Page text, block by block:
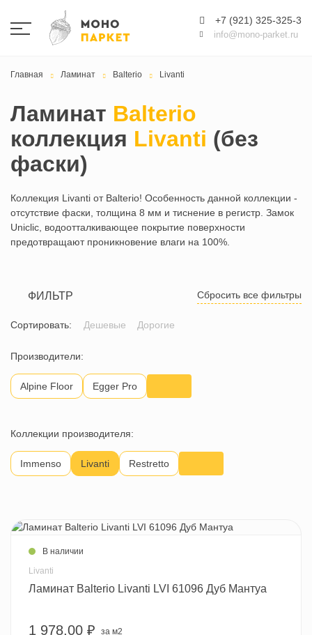
+7 (921) 325-325-3
info@mono-parket.ru
Главная Ламинат Balterio Livanti
Ламинат Balterio
коллекция Livanti (без
фаски)
Коллекция Livanti от Balterio! Особенность данной коллекции -
отсутствие фаски, толщина 8 мм и тиснение в регистр. Замок
Uniclic, водоотталкивающее покрытие поверхности
предотвращают проникновение влаги на 100%.
Сортировать: Дешевые Дорогие
ФИЛЬТР Сбросить все фильтры
Производители:
Alpine Floor Egger Pro
Коллекции производителя:
Immenso Livanti Restretto
В наличии
Livanti
Ламинат Balterio Livanti LVI 61096 Дуб Мантуа
1 978,00 ₽ за м2